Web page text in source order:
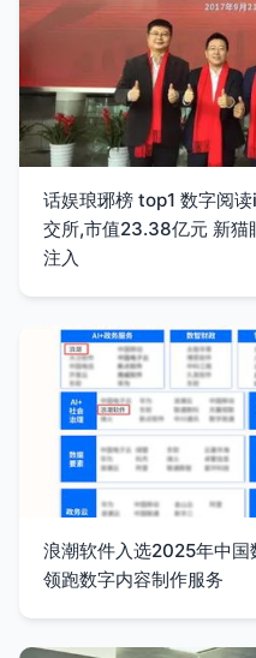
话娱琅琊榜 top1 数字阅
交所,市值23.38亿元 新
注入
浪潮软件入选2025年中
领跑数字内容制作服务